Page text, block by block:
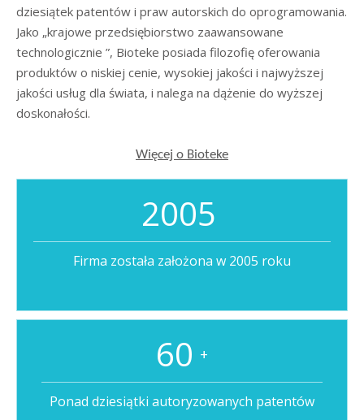
dziesiątek patentów i praw autorskich do oprogramowania.
Jako „krajowe przedsiębiorstwo zaawansowane
technologicznie ”, Bioteke posiada filozofię oferowania
produktów o niskiej cenie, wysokiej jakości i najwyższej
jakości usług dla świata, i nalega na dążenie do wyższej
doskonałości.
Więcej o Bioteke
2005
Firma została założona w 2005 roku
60 +
Ponad dziesiątki autoryzowanych patentów